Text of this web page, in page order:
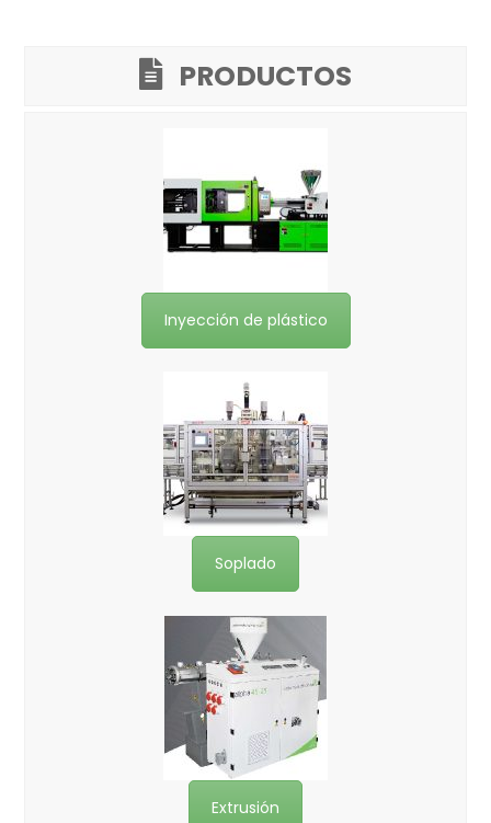
PRODUCTOS
Inyección de plástico
Soplado
Extrusión